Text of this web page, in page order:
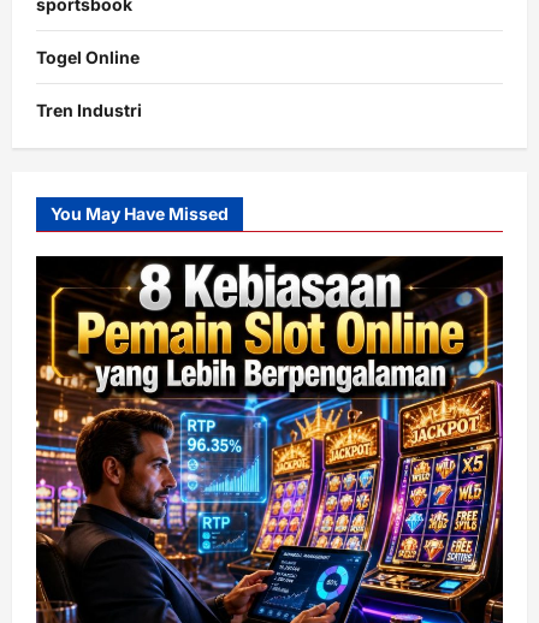
sportsbook
Togel Online
Tren Industri
You May Have Missed